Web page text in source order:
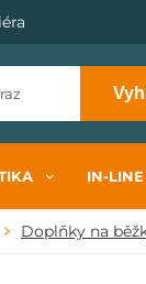
IN-LINE
Doplňky na